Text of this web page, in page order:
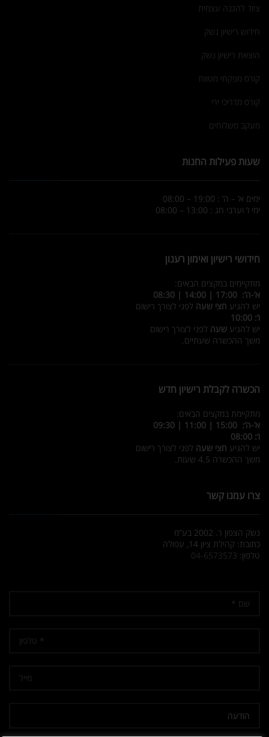
ציוד להגנה עצמית
חידוש רישיון נשק
הוצאת רישיון נשק
קורס מפקחי מטווח
קורס מדריכי ירי
מעקב משלוחים
שעות פעילות החנות
ימים א’ – ה’ : 19:00 – 08:00
ימי ו’ וערבי חג : 13:00 – 08:00
חידושי רישיון ואימון רענון
מתקיימים במקצים הבאים:
א’-ה’: 17:00 | 14:00 | 08:30
יש להגיע חצי שעה לפני לצורך רישום
ו’: 10:00
יש להגיע שעה לפני לצורך רישום
משך ההכשרה שעתיים.
הכשרה לקבלת רישיון חדש
מתקיימת במקצים הבאים:
א’-ה’: 15:00 | 11:00 | 09:30
ו’: 08:00
יש להגיע חצי שעה לפני לצורך רישום
משך ההכשרה 4.5 שעות.
צרו עמנו קשר
נשק הצפון ר. 2002 בע”מ
כתובת: קהילת ציון 14, עפולה
טלפון: 04-6573573